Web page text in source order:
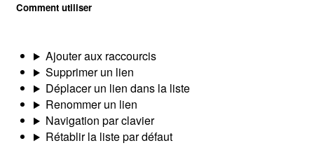
Comment utiliser
Ajouter aux raccourcis
Supprimer un lien
Déplacer un lien dans la liste
Renommer un lien
Navigation par clavier
Rétablir la liste par défaut